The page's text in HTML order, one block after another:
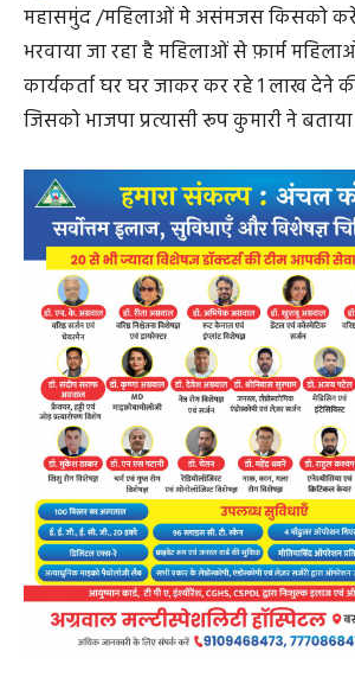
महासमुंद /महिलाओं मे असंमजस किसको
भरवाया जा रहा है महिलाओं से फ़ार्म
कार्यकर्ता घर घर जाकर कर रहे 1 लाख देने की
जिसको भाजपा प्रत्यासी रूप कुमारी ने बताया